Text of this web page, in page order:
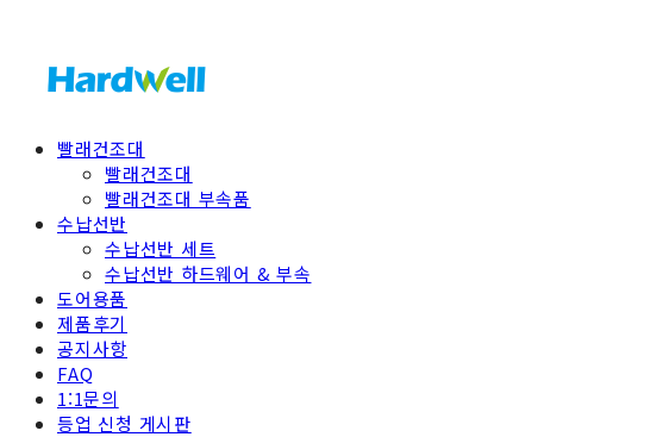
빨래건조대
빨래건조대
빨래건조대 부속품
수납선반
수납선반 세트
수납선반 하드웨어 & 부속
도어용품
제품후기
공지사항
FAQ
1:1문의
등업 신청 게시판